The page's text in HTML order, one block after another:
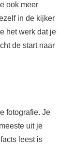
ook meer
in de kijker
het werk dat je
de start naar
fotografie. Je
uit je
leest is